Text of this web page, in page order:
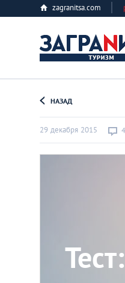
zagranitsa.com
НАЗАД
29 декабря 2015